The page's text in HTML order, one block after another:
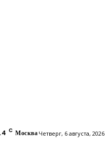
C Москва Четверг, 6 августа, 2026